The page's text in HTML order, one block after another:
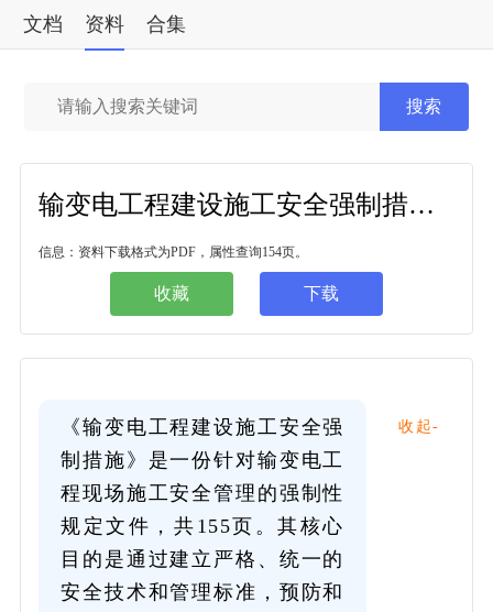
文档 资料 合集
搜索
输变电工程建设施工安全强制措施(155页)
信息：资料下载格式为PDF，属性查询154页。
收藏 下载
收起-
《输变电工程建设施工安全强
制措施》是一份针对输变电工
程现场施工安全管理的强制性
规定文件，共155页。其核心
目的是通过建立严格、统一的
安全技术和管理标准，预防和